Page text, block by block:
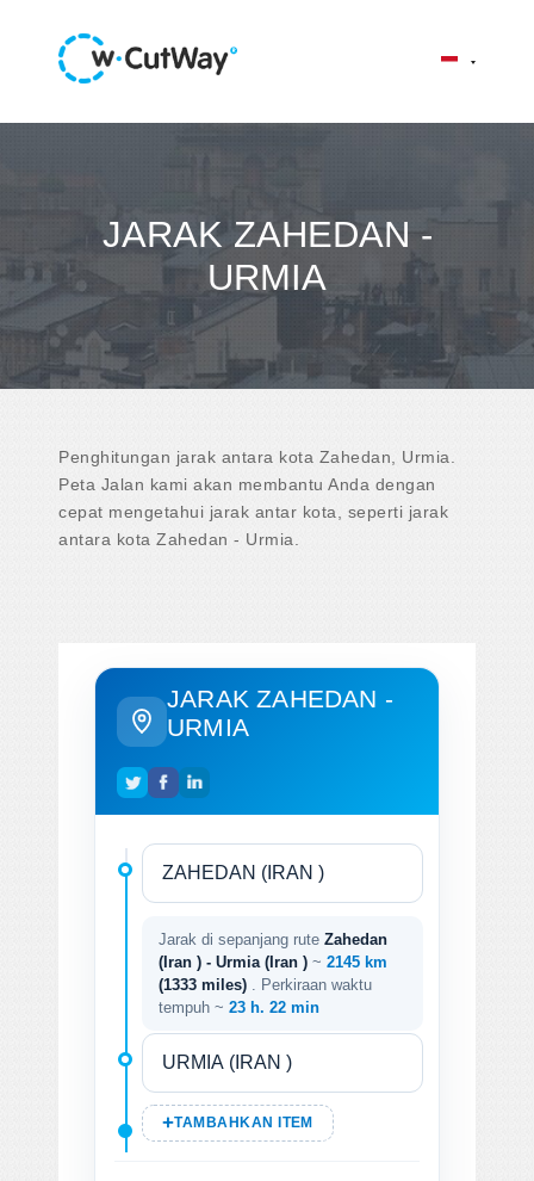
JARAK ZAHEDAN -
URMIA
Penghitungan jarak antara kota Zahedan, Urmia.
Peta Jalan kami akan membantu Anda dengan
cepat mengetahui jarak antar kota, seperti jarak
antara kota Zahedan - Urmia.
JARAK ZAHEDAN -
URMIA
Jarak di sepanjang rute Zahedan
(Iran ) - Urmia (Iran ) ~ 2145 km
(1333 miles)
. Perkiraan waktu
tempuh ~ 23 h. 22 min
TAMBAHKAN ITEM